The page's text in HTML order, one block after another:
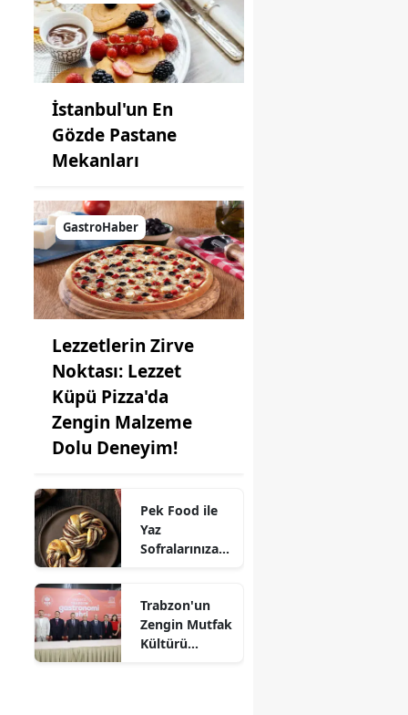
İstanbul'un En
Gözde Pastane
Mekanları
GastroHaber
Lezzetlerin Zirve
Noktası: Lezzet
Küpü Pizza'da
Zengin Malzeme
Dolu Deneyim!
Pek Food ile
Yaz
Sofralarınıza
Hamuru
Farkıyla!
Trabzon'un
Zengin Mutfak
Kültürü